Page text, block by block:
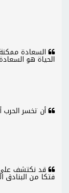
السعادة
الحياة هو
أن تخسر الحرب
قد نكتشف على
فتكا من البنادق